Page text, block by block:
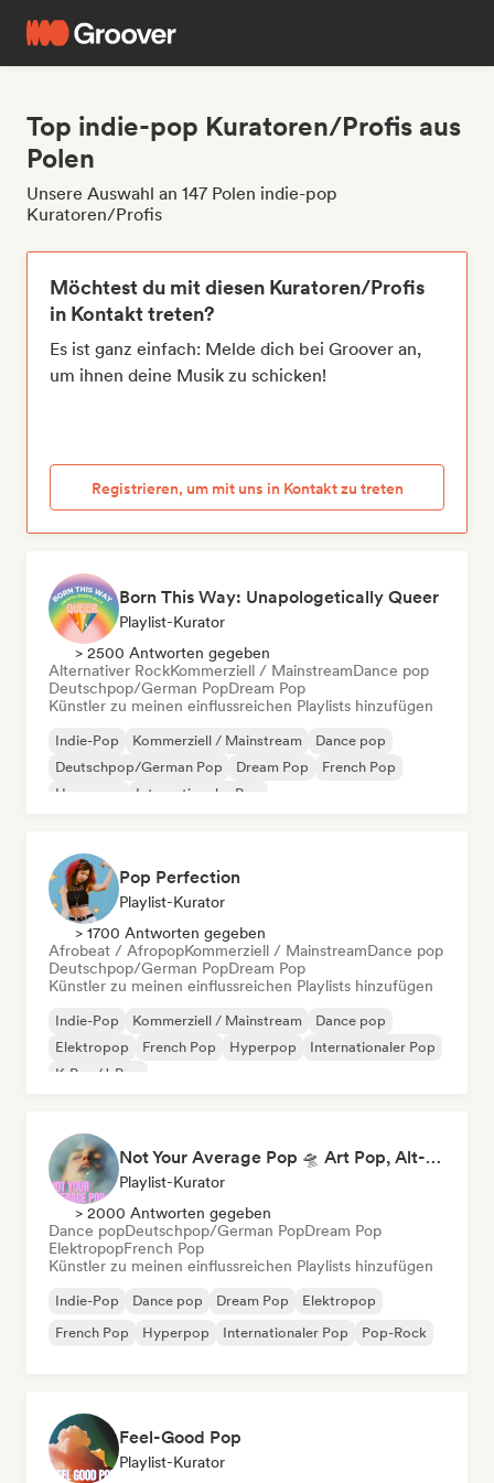
Top indie-pop Kuratoren/Profis aus
Polen
Unsere Auswahl an 147 Polen indie-pop
Kuratoren/Profis
Möchtest du mit diesen Kuratoren/Profis
in Kontakt treten?
Es ist ganz einfach: Melde dich bei Groover an,
um ihnen deine Musik zu schicken!
Registrieren, um mit uns in Kontakt zu treten
Born This Way: Unapologetically Queer
Playlist-Kurator
> 2500 Antworten gegeben
Alternativer RockKommerziell / MainstreamDance pop
Deutschpop/German PopDream Pop
Künstler zu meinen einflussreichen Playlists hinzufügen
Indie-Pop Kommerziell / Mainstream
Dance pop
Deutschpop/German Pop
Dream Pop
French Pop
Hyperpop
Internationaler Pop
Pop Perfection
Playlist-Kurator
> 1700 Antworten gegeben
Afrobeat / AfropopKommerziell / MainstreamDance pop
Deutschpop/German PopDream Pop
Künstler zu meinen einflussreichen Playlists hinzufügen
Indie-Pop Kommerziell / Mainstream
Dance pop
Elektropop
French Pop Hyperpop
Internationaler Pop
K-Pop/J-Pop
Not Your Average Pop 🛸 Art Pop, Alt-Pop & Indie Pop
Playlist-Kurator
> 2000 Antworten gegeben
Dance popDeutschpop/German PopDream Pop
ElektropopFrench Pop
Künstler zu meinen einflussreichen Playlists hinzufügen
Indie-Pop Dance pop Dream Pop
Elektropop
French Pop
Hyperpop Internationaler Pop Pop-Rock
Feel-Good Pop
Playlist-Kurator